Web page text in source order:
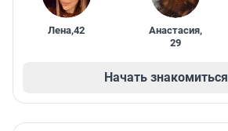
Лена,42 Анастасия,
29
Начать знакомиться